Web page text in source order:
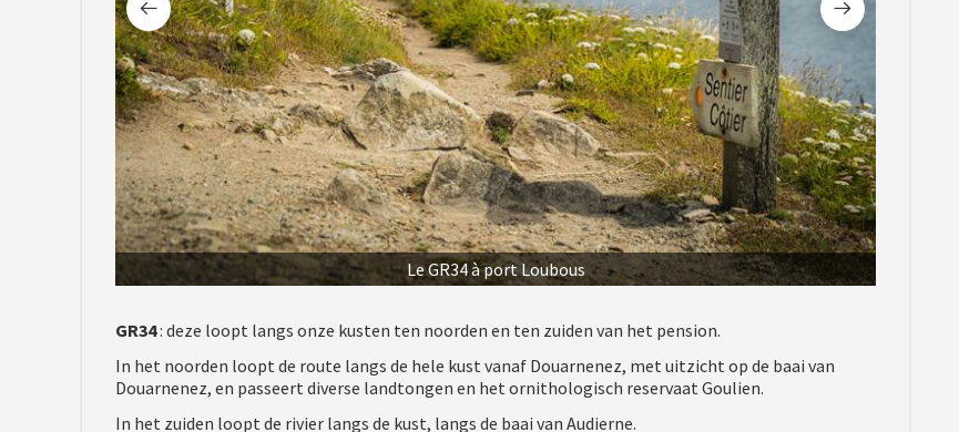
Le GR34 à port Loubous
GR34: deze loopt langs onze kusten ten noorden en ten zuiden van het pension.
In het noorden loopt de route langs de hele kust vanaf Douarnenez, met uitzicht op de baai van
Douarnenez, en passeert diverse landtongen en het ornithologisch reservaat Goulien.
In het zuiden loopt de rivier langs de kust, langs de baai van Audierne.